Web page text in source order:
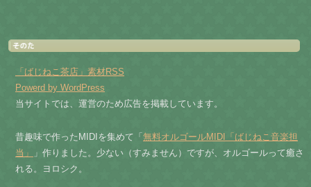
「ばじねこ茶店」素材RSS
Powerd by WordPress
当サイトでは、運営のため広告を掲載しています。
昔趣味で作ったMIDIを集めて「 無料オルゴールMIDI「ばじねこ音楽担
当」
」作りました。少ない（すみません）ですが、オルゴールって癒さ
れる。ヨロシク。